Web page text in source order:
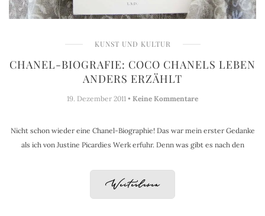
KUNST UND KULTUR
CHANEL-BIOGRAFIE: COCO CHANELS LEBEN
ANDERS ERZÄHLT
19. Dezember 2011 • Keine Kommentare
Nicht schon wieder eine Chanel-Biographie! Das war mein erster Gedanke
als ich von Justine Picardies Werk erfuhr. Denn was gibt es nach den
Weiterlesen